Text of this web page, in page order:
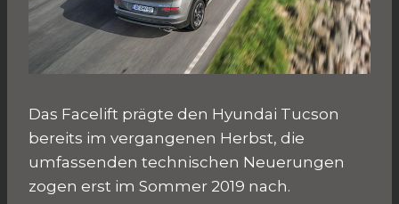
Das Facelift prägte den Hyundai Tucson
bereits im vergangenen Herbst, die
umfassenden technischen Neuerungen
zogen erst im Sommer 2019 nach.